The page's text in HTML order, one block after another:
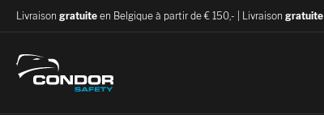
Livraison gratuite en Belgique à partir de € 150,- | Livraison gratuite